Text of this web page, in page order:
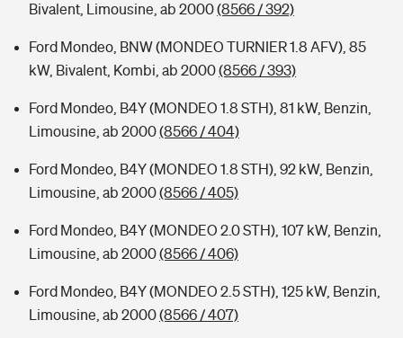
Bivalent, Limousine, ab 2000(8566 / 392)
Ford Mondeo, BNW (MONDEO TURNIER 1.8 AFV), 85
kW, Bivalent, Kombi, ab 2000(8566 / 393)
Ford Mondeo, B4Y (MONDEO 1.8 STH), 81 kW, Benzin,
Limousine, ab 2000(8566 / 404)
Ford Mondeo, B4Y (MONDEO 1.8 STH), 92 kW, Benzin,
Limousine, ab 2000(8566 / 405)
Ford Mondeo, B4Y (MONDEO 2.0 STH), 107 kW, Benzin,
Limousine, ab 2000(8566 / 406)
Ford Mondeo, B4Y (MONDEO 2.5 STH), 125 kW, Benzin,
Limousine, ab 2000(8566 / 407)